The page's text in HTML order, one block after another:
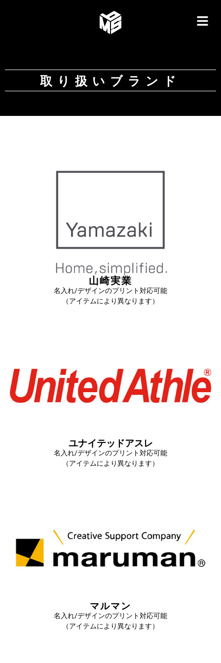
取り扱いブランド
山崎実業
名入れ/デザインのプリント対応可能
（アイテムにより異なります）
ユナイテッドアスレ
名入れ/デザインのプリント対応可能
（アイテムにより異なります）
マルマン
名入れ/デザインのプリント対応可能
（アイテムにより異なります）